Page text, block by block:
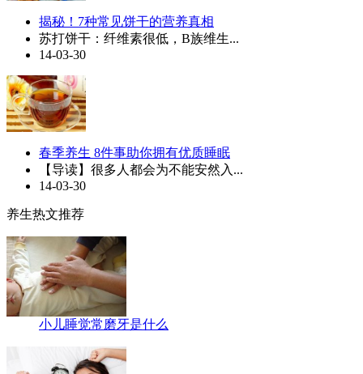
揭秘！7种常见饼干的营养真相
苏打饼干：纤维素很低，B族维生...
14-03-30
春季养生 8件事助你拥有优质睡眠
【导读】很多人都会为不能安然入...
14-03-30
养生热文推荐
小儿睡觉常磨牙是什么